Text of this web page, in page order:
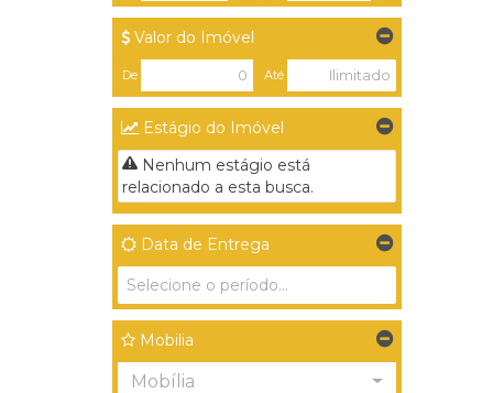
Valor do Imóvel
De Até
Estágio do Imóvel
Nenhum estágio está
relacionado a esta busca.
Data de Entrega
Mobilia
Mobília